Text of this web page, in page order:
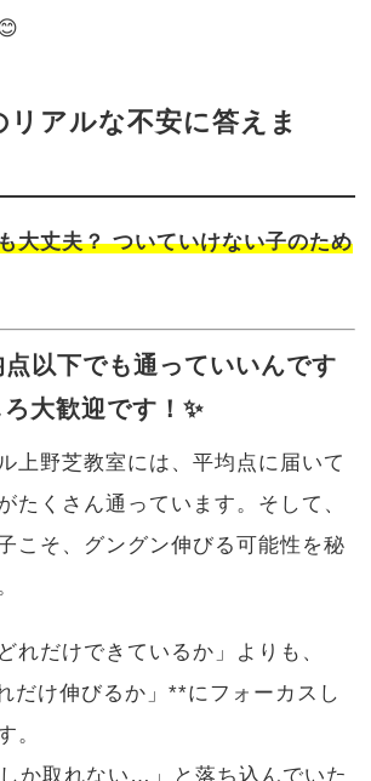
リアルな不安に答えま
大丈夫？ ついていけない子のため
以下でも通っていいんです
大歓迎です！✨
上野芝教室には、平均点に届いて
たくさん通っています。そして、
こそ、グングン伸びる可能性を秘
れだけできているか」よりも、
だけ伸びるか」**にフォーカスし
。
しか取れない…」と落ち込んでいた